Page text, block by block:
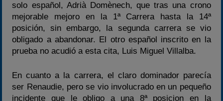
solo español, Adrià Domènech, que tras una crono
mejorable mejoro en la 1ª Carrera hasta la 14ª
posición, sin embargo, la segunda carrera se vio
obligado a abandonar. El otro español inscrito en la
prueba no acudió a esta cita, Luis Miguel Villalba.
En cuanto a la carrera, el claro dominador parecía
ser Renaudie, pero se vio involucrado en un pequeño
incidente que le obligo a una 8ª posicion en la